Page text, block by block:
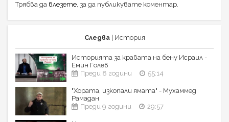
Трябва да влезете, за да публикувате коментар.
Следва| История
Историята за кравата на бену Исраил -
Емин Голев
Преди 8 години
55:14
"Хората, изкопали ямата" - Мухаммед
Рамадан
Преди 9 години
29:57